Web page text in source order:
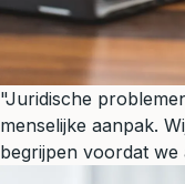
"Juridische
menselijke aanpak.
begrijpen voordat we